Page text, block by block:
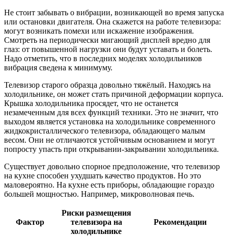
Не стоит забывать о вибрации, возникающей во время запуска
или остановки двигателя. Она скажется на работе телевизора:
могут возникать помехи или искажение изображения.
Смотреть на периодически мигающий дисплей вредно для
глаз: от повышенной нагрузки они будут уставать и болеть.
Надо отметить, что в последних моделях холодильников
вибрация сведена к минимуму.
Телевизор старого образца довольно тяжёлый. Находясь на
холодильнике, он может стать причиной деформации корпуса.
Крышка холодильника просядет, что не останется
незамеченным для всех функций техники. Это не значит, что
выходом является установка на холодильнике современного
жидкокристаллического телевизора, обладающего малым
весом. Они не отличаются устойчивым основанием и могут
попросту упасть при открывании-закрывании холодильника.
Существует довольно спорное предположение, что телевизор
на кухне способен ухудшать качество продуктов. Но это
маловероятно. На кухне есть приборы, обладающие гораздо
большей мощностью. Например, микроволновая печь.
Фактор
Риски размещения
телевизора на
холодильнике
Рекомендации